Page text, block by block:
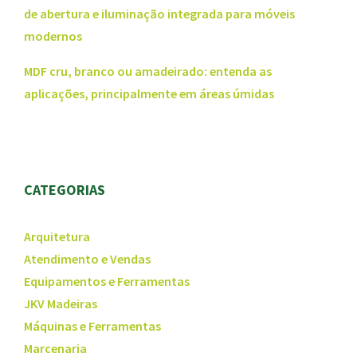
de abertura e iluminação integrada para móveis
modernos
MDF cru, branco ou amadeirado: entenda as
aplicações, principalmente em áreas úmidas
CATEGORIAS
Arquitetura
Atendimento e Vendas
Equipamentos e Ferramentas
JKV Madeiras
Máquinas e Ferramentas
Marcenaria